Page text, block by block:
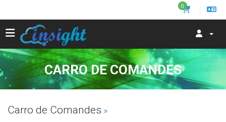
0
CARRO DE COMANDES
Carro de Comandes